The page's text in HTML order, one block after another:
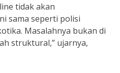
tidak akan
sama seperti polisi
Masalahnya bukan di
struktural,” ujarnya,